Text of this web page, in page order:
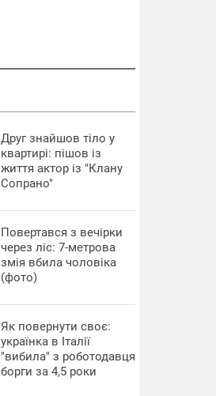
Друг знайшов тіло у
квартирі: пішов із
життя актор із "Клану
Сопрано"
Повертався з вечірки
через ліс: 7-метрова
змія вбила чоловіка
(фото)
​Як повернути своє:
українка в Італії
"вибила" з роботодавця
борги за 4,5 роки